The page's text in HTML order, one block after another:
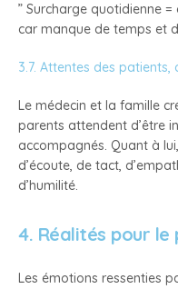
” Surcharge quotidienne
car manque de temps et
3.7. Attentes des patients,
Le médecin et la famille
parents attendent d’être
accompagnés. Quant à
d’écoute, de tact,
d’humilité.
4. Réalités pour le
Les émotions ressenties